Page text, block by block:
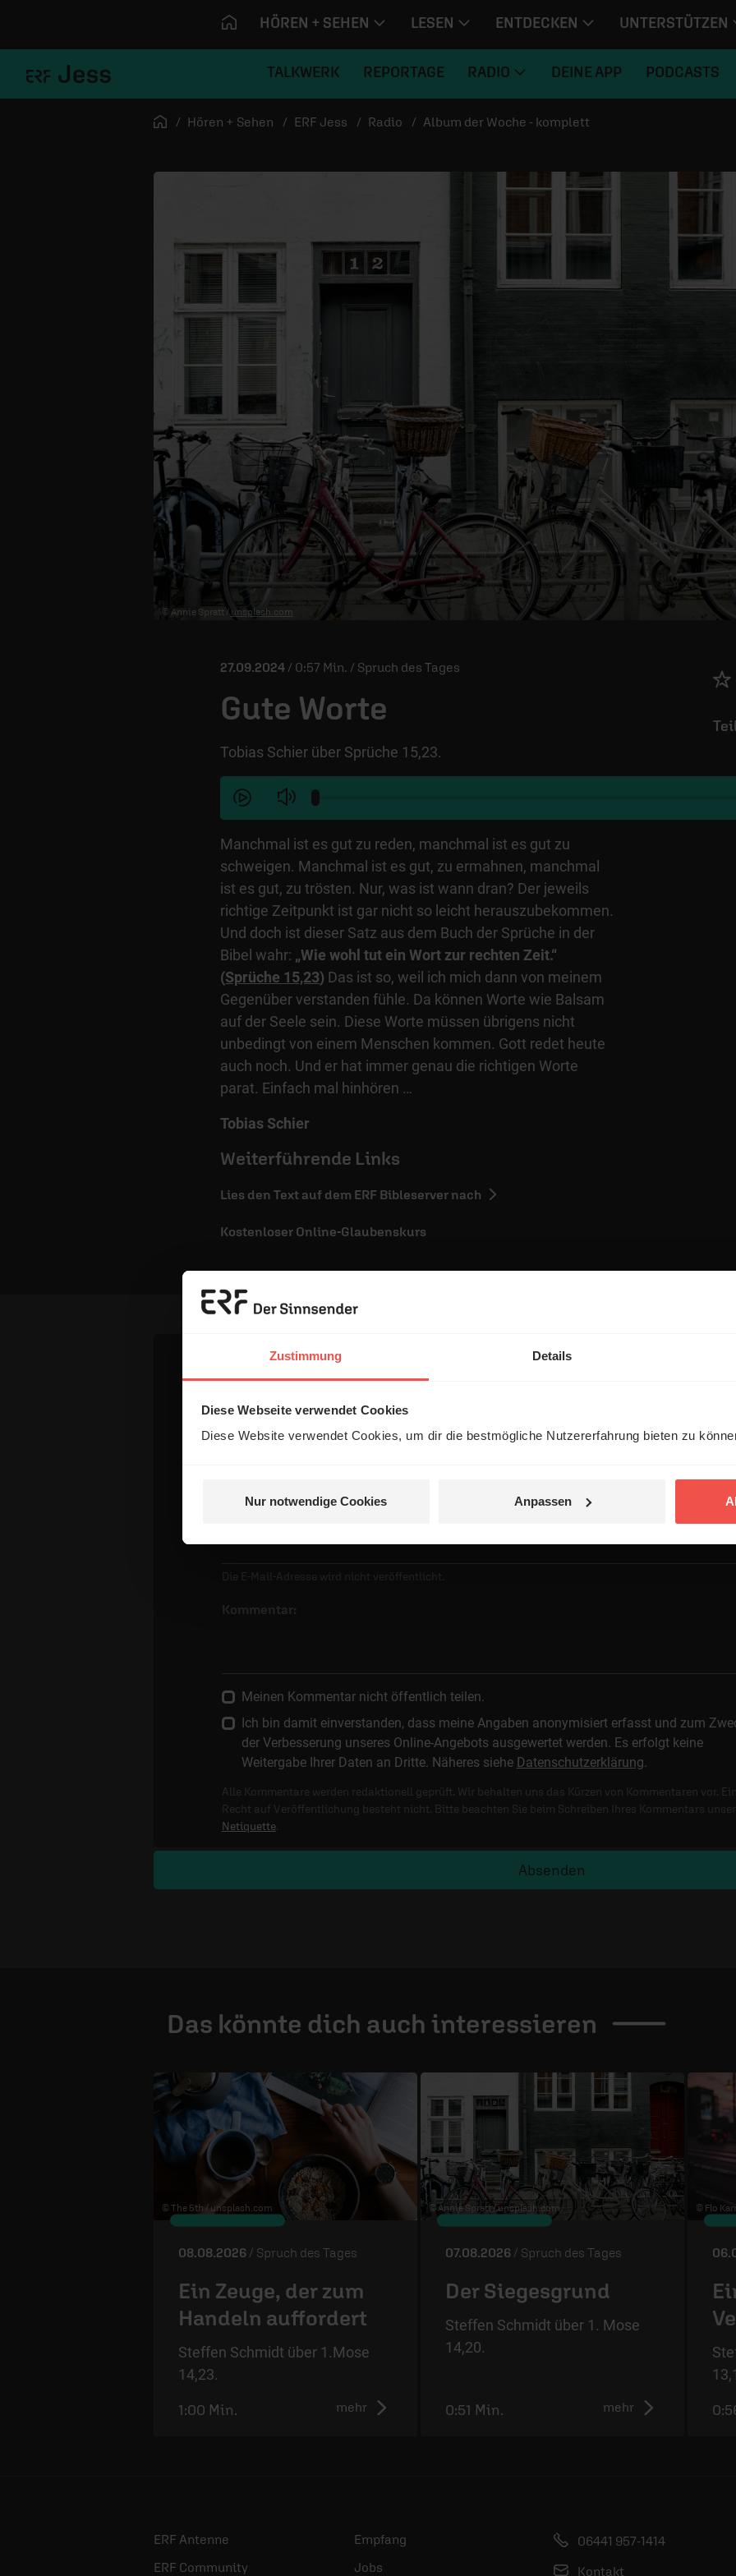
Zustimmung Details
Diese Webseite verwendet Cookies
Diese Website verwendet Cookies, um dir die bestmögliche Nutzererfahrung bieten zu
Nur notwendige Cookies Anpassen
HÖREN + SEHEN LESEN ENTDECKEN UNTERSTÜTZEN
TALKWERK REPORTAGE RADIO DEINE APP PODCASTS
Startseite
Hören + Sehen ERF Jess Radio Album der Woche - komplett
© Annie Spratt / unsplash.com
27.09.2024 / 0:57 Min. / Spruch des Tages
Gute Worte
Tobias Schier über Sprüche 15,23.
Manchmal ist es gut zu reden, manchmal ist es gut zu
schweigen. Manchmal ist es gut, zu ermahnen, manchmal
ist es gut, zu trösten. Nur, was ist wann dran? Der jeweils
richtige Zeitpunkt ist gar nicht so leicht herauszubekommen.
Und doch ist dieser Satz aus dem Buch der Sprüche in der
Bibel wahr: „Wie wohl tut ein Wort zur rechten Zeit.“
(Sprüche 15,23) Das ist so, weil ich mich dann von meinem
Gegenüber verstanden fühle. Da können Worte wie Balsam
auf der Seele sein. Diese Worte müssen übrigens nicht
unbedingt von einem Menschen kommen. Gott redet heute
auch noch. Und er hat immer genau die richtigen Worte
parat. Einfach mal hinhören …
Tobias Schier
Weiterführende Links
Lies den Text auf dem ERF Bibleserver nach
Kostenloser Online-Glaubenskurs
Dein Kommentar
Kommentar:
Meinen Kommentar nicht öffentlich teilen.
Ich bin damit einverstanden, dass meine Angaben anonymisiert erfasst und zum
der Verbesserung unseres Online-Angebots ausgewertet werden. Es erfolgt keine
Weitergabe Ihrer Daten an Dritte. Näheres siehe Datenschutzerklärung.
Alle Kommentare werden redaktionell geprüft. Wir behalten uns das Kürzen von Kommentaren vor. Ein
Recht auf Veröffentlichung besteht nicht. Bitte beachten Sie beim Schreiben Ihres Kommentars
Netiquette.
Absenden
Das könnte dich auch interessieren
© The 5th / unsplash.com
08.08.2026 / Spruch des Tages
Ein Zeuge, der zum
Handeln auffordert
Steffen Schmidt über 1.Mose
14,23.
mehr
1:00 Min.
© Annie Spratt /unsplash.com
07.08.2026 / Spruch des Tages
Der Siegesgrund
Steffen Schmidt über 1. Mose
14,20.
mehr
0:51 Min.
© Flo
ERF Antenne
ERF Community
Empfang
Jobs
06441 957-1414
Kontakt